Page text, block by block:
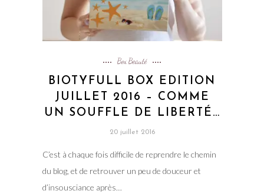
Box Beauté
BIOTYFULL BOX EDITION
JUILLET 2016 – COMME
UN SOUFFLE DE LIBERTÉ…
20 juillet 2016
C’est à chaque fois difficile de reprendre le chemin
du blog, et de retrouver un peu de douceur et
d’insousciance après…